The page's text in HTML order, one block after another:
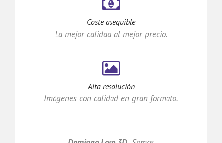
Coste asequible
La mejor calidad al mejor precio.
Alta resolución
Imágenes con calidad en gran formato.